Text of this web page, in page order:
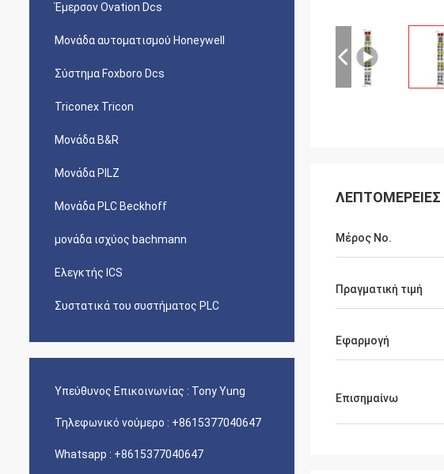
Έμερσον Ovation Dcs
Μονάδα αυτοματισμού Honeywell
Σύστημα Foxboro Dcs
Triconex Tricon
Μονάδα B&R
Μονάδα PILZ
Μονάδα PLC Beckhoff
μονάδα ισχύος bachmann
Ελεγκτής ICS
Συστατικά του συστήματος PLC
Υπεύθυνος Επικοινωνίας : Tony Yung
Τηλεφωνικό νούμερο : +8615377040647
Whatsapp : +8615377040647
ΛΕΠΤΟΜΈΡΕΙΕΣ
Μέρος Νο.
Πραγματική τιμή
Εφαρμογή
Επισημαίνω